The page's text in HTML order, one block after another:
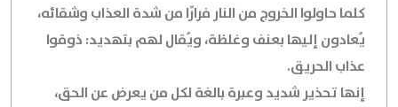
كلما حاولوا الخروج من النار فرارًا من شدة العذاب وشقائه،
يُعادون إليها بعنف وغلظة، ويُقال لهم بتهديد: ذوقوا
عذاب الحريق.
إنها تحذير شديد وعبرة بالغة لكل من يعرض عن الحق،